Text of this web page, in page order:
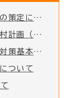
紋別市人材育成・確保基本方針の策定について
紋別市過疎地域持続的発展市町村計画（令和8年度～令和12年度）の策定について
紋別市カスタマーハラスメント対策基本指針の策定について
ついて